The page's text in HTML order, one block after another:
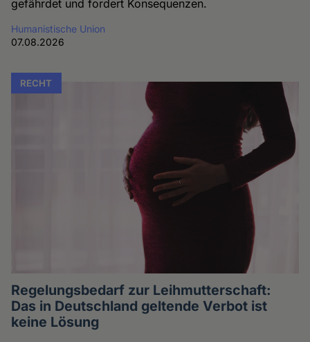
gefährdet und fordert Konsequenzen.
Humanistische Union
07.08.2026
RECHT
Regelungsbedarf zur Leihmutterschaft:
Das in Deutschland geltende Verbot ist
keine Lösung